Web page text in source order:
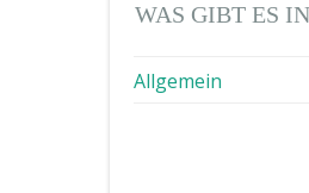
WAS GIBT ES
Allgemein